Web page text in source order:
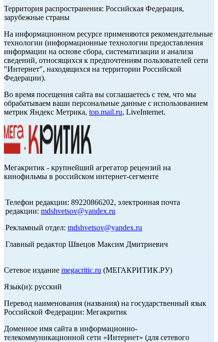
Территория распространения: Российская Федерация,
зарубежные страны
На информационном ресурсе применяются рекомендательные
технологии (информационные технологии предоставления
информации на основе сбора, систематизации и анализа
сведений, относящихся к предпочтениям пользователей сети
"Интернет", находящихся на территории Российской
Федерации).
Во время посещения сайта вы соглашаетесь с тем, что мы
обрабатываем ваши персональные данные с использованием
метрик Яндекс Метрика, top.mail.ru, LiveInternet.
Мегакритик - крупнейший агрегатор рецензий на
кинофильмы в российском интернет-сегменте
Телефон редакции: 89220866202, электронная почта
редакции: mdshvetsov@yandex.ru
Рекламный отдел: mdshvetsov@yandex.ru
Главный редактор Швецов Максим Дмитриевич
Сетевое издание megacritic.ru (МЕГАКРИТИК.РУ)
Язык(и): русский
Перевод наименования (названия) на государственный язык
Российской Федерации: Мегакритик
Доменное имя сайта в информационно-
телекоммуникационной сети «Интернет» (для сетевого